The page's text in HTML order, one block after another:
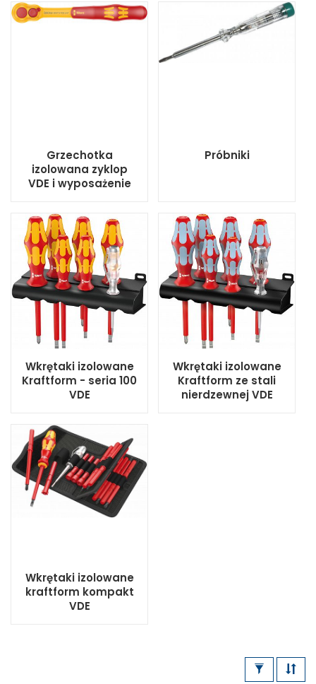
Grzechotka
izolowana zyklop
VDE i wyposażenie
Próbniki
Wkrętaki izolowane
Kraftform - seria 100
VDE
Wkrętaki izolowane
Kraftform ze stali
nierdzewnej VDE
Wkrętaki izolowane
kraftform kompakt
VDE